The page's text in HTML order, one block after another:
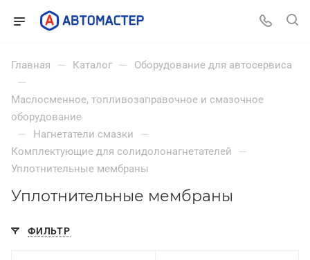
Главная — Каталог — Оборудование для автосервиса
—
Маслосменное, топливозаправочное и смазочное
оборудование
— Нагнетатели смазки —
Комплектующие для солидолонагнетателей —
Уплотнительные мембраны
Уплотнительные мембраны
ФИЛЬТР